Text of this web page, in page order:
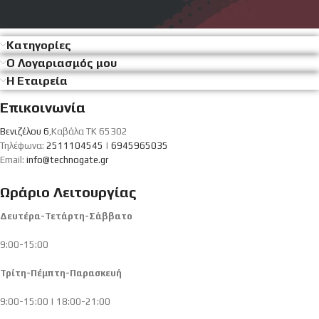
Κατηγορίες
Ο Λογαριασμός μου
Η Εταιρεία
Επικοινωνία
Βενιζέλου 6 ,Καβάλα ΤΚ 65302
Τηλέφωνα: 2511104545 | 6945965035
Email: info@technogate.gr
Ωράριο Λειτουργίας
Δευτέρα-Τετάρτη-Σάββατο
9:00-15:00
Τρίτη-Πέμπτη-Παρασκευή
9:00-15:00 | 18:00-21:00